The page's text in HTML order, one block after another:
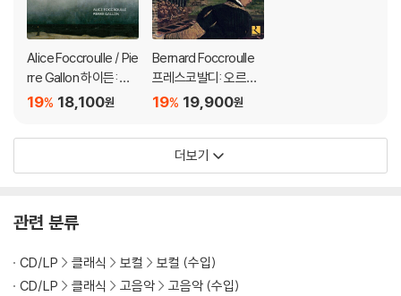
Alice Foccroulle / Pie
rre Gallon 하이든: 열
아홉 곡의 독일어 가곡
eder)
18,100원
19%
Bernard Foccroulle
프레스코발디: 오르간
작품집 (Girolamo Fre
ks) 베르나르 포크룰
19,900원
19%
더보기
관련 분류
CD/LP 클래식 보컬
보컬 (수입)
CD/LP
클래식 고음악
고음악 (수입)